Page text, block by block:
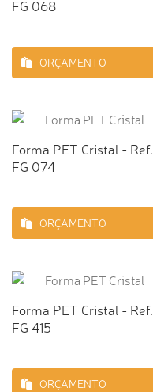
FG 068
ORÇAMENTO
Forma PET Cristal - Ref.
FG 074
ORÇAMENTO
Forma PET Cristal - Ref.
FG 415
ORÇAMENTO